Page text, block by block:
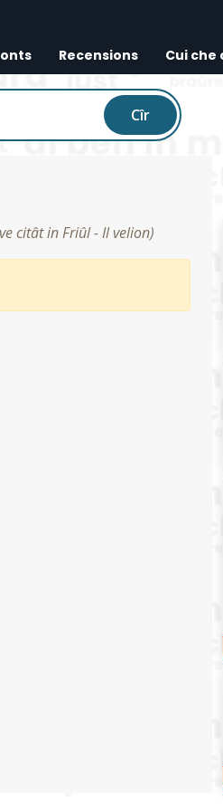
Recensions Cui che
Cîr
citât in Friûl - Il velion)